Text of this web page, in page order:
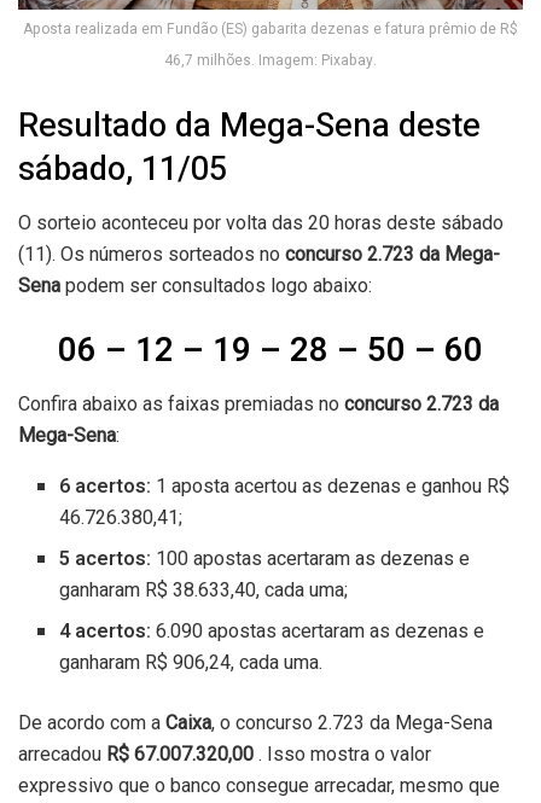
Aposta realizada em Fundão (ES) gabarita dezenas e fatura prêmio de R$
46,7 milhões. Imagem: Pixabay.
Resultado da Mega-Sena deste
sábado, 11/05
O sorteio aconteceu por volta das 20 horas deste sábado
(11). Os números sorteados no concurso 2.723 da Mega-
Sena podem ser consultados logo abaixo:
06 – 12 – 19 – 28 – 50 – 60
Confira abaixo as faixas premiadas no concurso 2.723 da
Mega-Sena:
6 acertos: 1 aposta acertou as dezenas e ganhou R$
46.726.380,41;
5 acertos: 100 apostas acertaram as dezenas e
ganharam R$ 38.633,40, cada uma;
4 acertos: 6.090 apostas acertaram as dezenas e
ganharam R$ 906,24, cada uma.
De acordo com a Caixa, o concurso 2.723 da Mega-Sena
arrecadou R$ 67.007.320,00 . Isso mostra o valor
expressivo que o banco consegue arrecadar, mesmo que